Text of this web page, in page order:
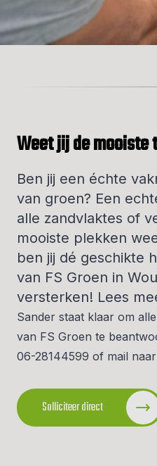
Weet jij de mooiste
Ben jij een échte
van groen? Een
alle zandvlaktes of
mooiste plekken
ben jij dé geschikte
van FS Groen in
versterken! Lees
Sander staat klaar om
van FS Groen te
06-28144599 of mail naar
Solliciteer direct